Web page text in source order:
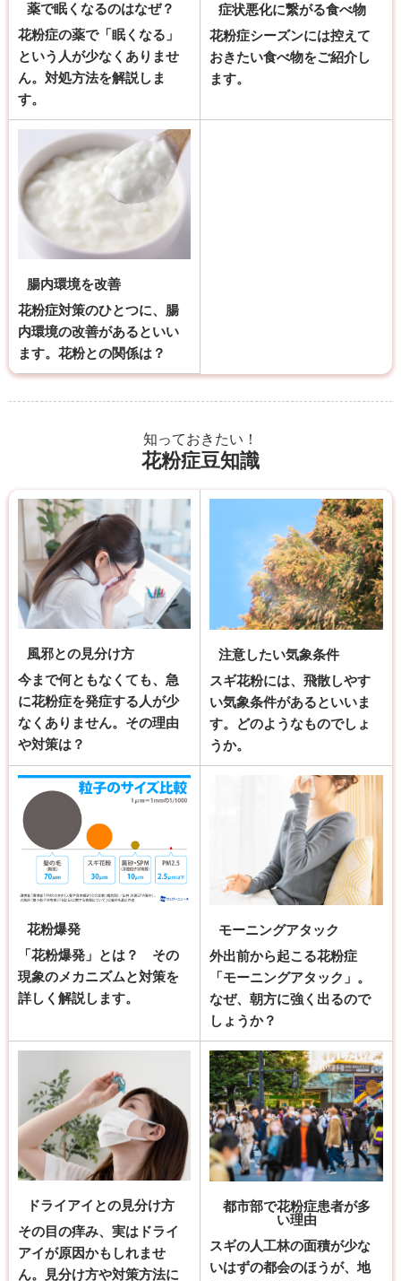
薬で眠くなるのはなぜ？
花粉症の薬で「眠くなる」
という人が少なくありませ
ん。対処方法を解説しま
す。
症状悪化に繋がる食べ物
花粉症シーズンには控えて
おきたい食べ物をご紹介し
ます。
腸内環境を改善
花粉症対策のひとつに、腸
内環境の改善があるといい
ます。花粉との関係は？
知っておきたい！
花粉症豆知識
風邪との見分け方
今まで何ともなくても、急
に花粉症を発症する人が少
なくありません。その理由
や対策は？
注意したい気象条件
スギ花粉には、飛散しやす
い気象条件があるといいま
す。どのようなものでしょ
うか。
花粉爆発
「花粉爆発」とは？ その
現象のメカニズムと対策を
詳しく解説します。
モーニングアタック
外出前から起こる花粉症
「モーニングアタック」。
なぜ、朝方に強く出るので
しょうか？
ドライアイとの見分け方
その目の痒み、実はドライ
アイが原因かもしれませ
ん。見分け方や対策方法に
都市部で花粉症患者が多
い理由
スギの人工林の面積が少な
いはずの都会のほうが、地